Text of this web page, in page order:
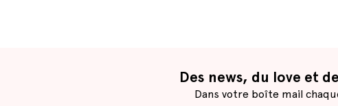
Des news, du love et
Dans votre boîte mail